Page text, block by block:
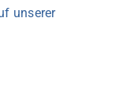
unserer